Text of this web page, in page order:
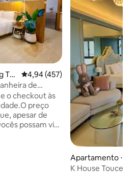
To
4,94 de uma avaliação média de
4,94 (457)
de
Piscina de
Vista
invencíveis
o checkout às
preço
apesar de
possam vir
Apartamento ⋅ 大
K House